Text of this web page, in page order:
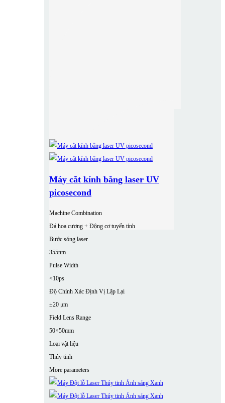
Máy cắt kính bằng laser UV
picosecond
Machine Combination
Đá hoa cương + Động cơ tuyến tính
Bước sóng laser
355nm
Pulse Width
<10ps
Độ Chính Xác Định Vị Lặp Lại
±20 μm
Field Lens Range
50×50mm
Loại vật liệu
Thủy tinh
More parameters